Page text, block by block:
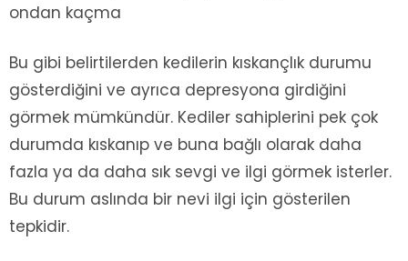
ondan kaçma
Bu gibi belirtilerden kedilerin kıskançlık durumu
gösterdiğini ve ayrıca depresyona girdiğini
görmek mümkündür. Kediler sahiplerini pek çok
durumda kıskanıp ve buna bağlı olarak daha
fazla ya da daha sık sevgi ve ilgi görmek isterler.
Bu durum aslında bir nevi ilgi için gösterilen
tepkidir.